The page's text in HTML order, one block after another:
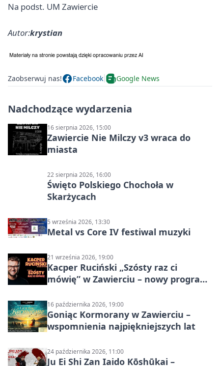
Na podst. UM Zawiercie
Autor:krystian
Zaobserwuj nas! Facebook Google News
Nadchodzące wydarzenia
16 sierpnia 2026, 15:00
Zawiercie Nie Milczy v3 wraca do
miasta
22 sierpnia 2026, 16:00
Święto Polskiego Chochoła w
Skarżycach
5 września 2026, 13:30
Metal vs Core IV festiwal muzyki
21 września 2026, 19:00
Kacper Ruciński „Szósty raz ci
mówię” w Zawierciu – nowy program
16 października 2026, 19:00
Goniąc Kormorany w Zawierciu –
wspomnienia najpiękniejszych lat
24 października 2026, 11:00
Ju Ei Shi Zan Iaido Kōshūkai –